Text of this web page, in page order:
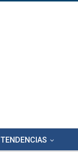
TENDENCIAS